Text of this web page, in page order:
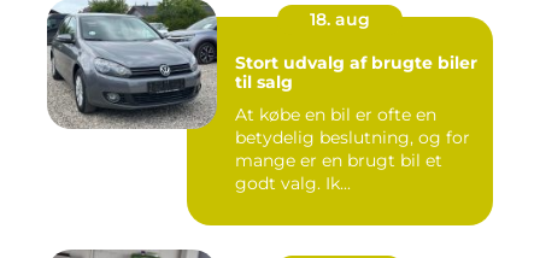
18. aug
Stort udvalg af brugte biler
til salg
At købe en bil er ofte en
betydelig beslutning, og for
mange er en brugt bil et
godt valg. Ik...